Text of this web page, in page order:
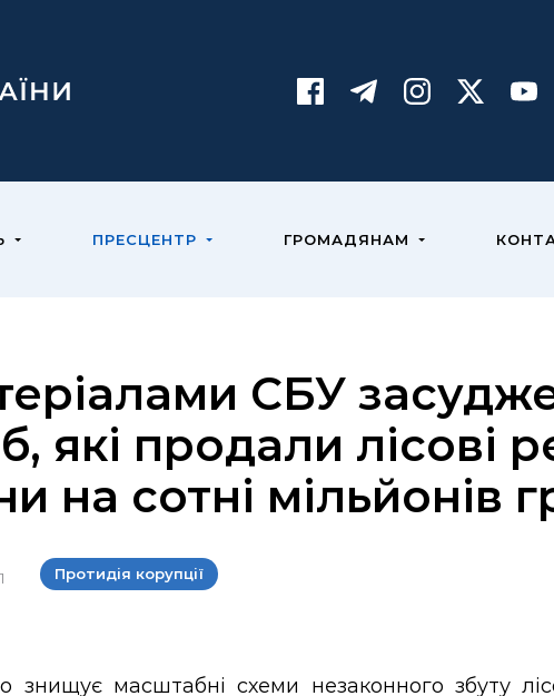
ПРЕСЦЕНТР ГРОМАДЯНАМ
СБУ
які продали лісові
на сотні мільйонів
Протидія корупції
знищує масштабні схеми незаконного збуту